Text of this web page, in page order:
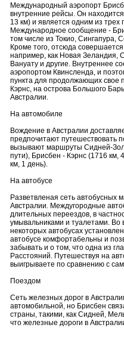
Международный аэропорт
внутренние рейсы. Он
13 км) и является одним из
Международное сообщение -
том числе из Токио, Сингапура,
Кроме того, отсюда
например, как Новая
Вануату и другие. Внутреннее
аэропортом Квинсленда, и
пункта для продолжающих свое
Кэрнс, на острова Большого
Австралии.
На автомобиле
Вождение в Австралии
предпочитают путешествовать
вызывают маршруты Сидней-
пути), Брисбен - Кэрнс (1716 км,
км, 1 день).
На автобусе
Разветвленая сеть автобусных
Австралии. Междугородные
длительных переездов, в
умывальниками и туалетами. Во
некоторых автобусах
автобусе комфортабельны и
забывать и о том, что одна из
Расстояний. Путешествуя на
выигрываете по сравнению с
Поездом
Сеть железных дорог в
автомобильной, но Брисбен
страны, такими, как Сидней,
что железные дороги в